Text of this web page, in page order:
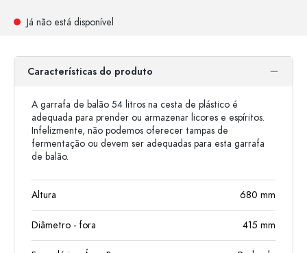
Já não está disponível
Características do produto
A garrafa de balão 54 litros na cesta de plástico é
adequada para prender ou armazenar licores e espíritos.
Infelizmente, não podemos oferecer tampas de
fermentação ou devem ser adequadas para esta garrafa
de balão.
Altura 680 mm
Diâmetro - fora 415 mm